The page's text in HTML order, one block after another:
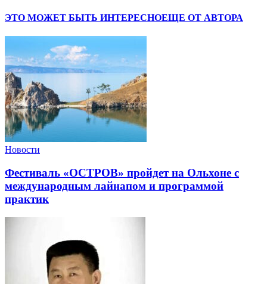
ЭТО МОЖЕТ БЫТЬ ИНТЕРЕСНОЕЩЕ ОТ АВТОРА
Новости
Фестиваль «ОСТРОВ» пройдет на Ольхоне с
международным лайнапом и программой
практик